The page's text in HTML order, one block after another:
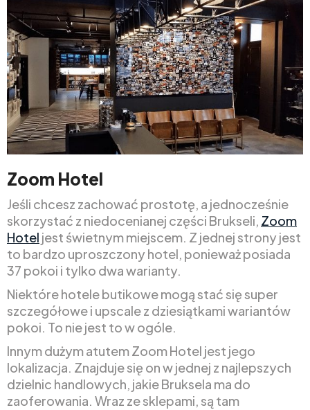
Zoom Hotel
Jeśli chcesz zachować prostotę, a jednocześnie
skorzystać z niedocenianej części Brukseli, Zoom
Hotel jest świetnym miejscem. Z jednej strony jest
to bardzo uproszczony hotel, ponieważ posiada
37 pokoi i tylko dwa warianty.
Niektóre hotele butikowe mogą stać się super
szczegółowe i upscale z dziesiątkami wariantów
pokoi. To nie jest to w ogóle.
Innym dużym atutem Zoom Hotel jest jego
lokalizacja. Znajduje się on w jednej z najlepszych
dzielnic handlowych, jakie Bruksela ma do
zaoferowania. Wraz ze sklepami, są tam